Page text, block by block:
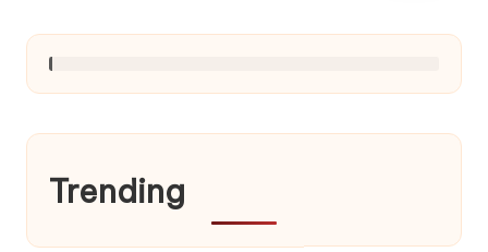
Trending